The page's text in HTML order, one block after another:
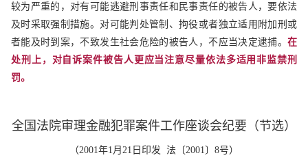
较为严重的，对有可能逃避刑事责任和民事责任的被告人，要依法
及时采取强制措施。对可能判处管制、拘役或者独立适用附加刑或
者能及时到案，不致发生社会危险的被告人，不应当决定逮捕。 在
处刑上，对自诉案件被告人更应当注意尽量依法多适用非监禁刑
罚。
全国法院审理金融犯罪案件工作座谈会纪要（节选）
（2001年1月21日印发 法〔2001〕8号）